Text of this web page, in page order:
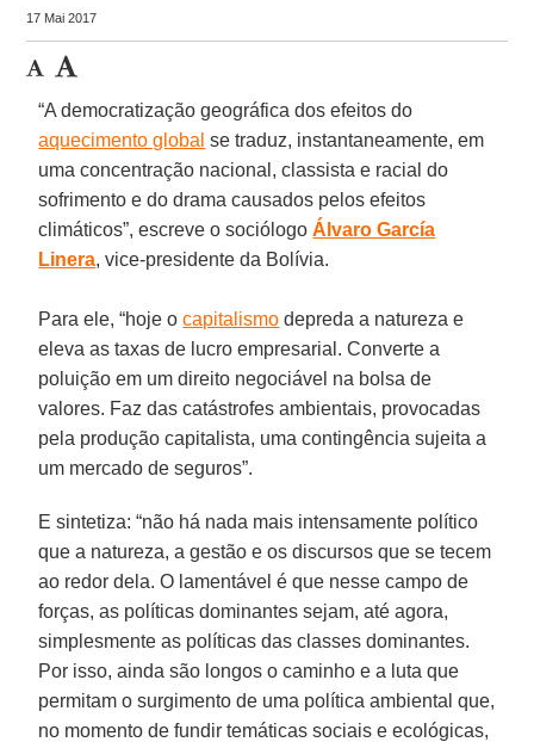
17 Mai 2017
“A democratização geográfica dos efeitos do
aquecimento global se traduz, instantaneamente, em
uma concentração nacional, classista e racial do
sofrimento e do drama causados pelos efeitos
climáticos”, escreve o sociólogoÁlvaro García
Linera, vice-presidente da Bolívia.
Para ele, “hoje ocapitalismo depreda a natureza e
eleva as taxas de lucro empresarial. Converte a
poluição em um direito negociável na bolsa de
valores. Faz das catástrofes ambientais, provocadas
pela produção capitalista, uma contingência sujeita a
um mercado de seguros”.
E sintetiza: “não há nada mais intensamente político
que a natureza, a gestão e os discursos que se tecem
ao redor dela. O lamentável é que nesse campo de
forças, as políticas dominantes sejam, até agora,
simplesmente as políticas das classes dominantes.
Por isso, ainda são longos o caminho e a luta que
permitam o surgimento de uma política ambiental que,
no momento de fundir temáticas sociais e ecológicas,